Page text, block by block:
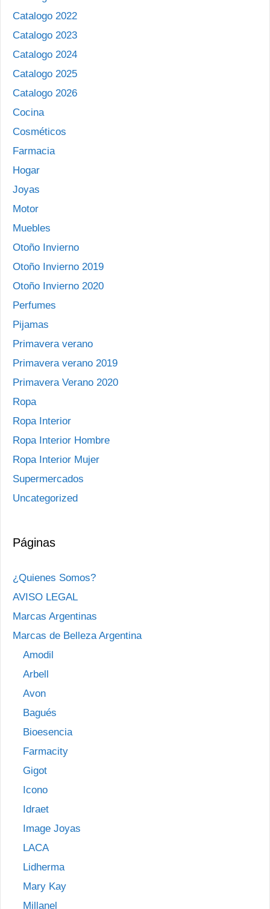
Catalogo 2022
Catalogo 2023
Catalogo 2024
Catalogo 2025
Catalogo 2026
Cocina
Cosméticos
Farmacia
Hogar
Joyas
Motor
Muebles
Otoño Invierno
Otoño Invierno 2019
Otoño Invierno 2020
Perfumes
Pijamas
Primavera verano
Primavera verano 2019
Primavera Verano 2020
Ropa
Ropa Interior
Ropa Interior Hombre
Ropa Interior Mujer
Supermercados
Uncategorized
Páginas
¿Quienes Somos?
AVISO LEGAL
Marcas Argentinas
Marcas de Belleza Argentina
Amodil
Arbell
Avon
Bagués
Bioesencia
Farmacity
Gigot
Icono
Idraet
Image Joyas
LACA
Lidherma
Mary Kay
Millanel